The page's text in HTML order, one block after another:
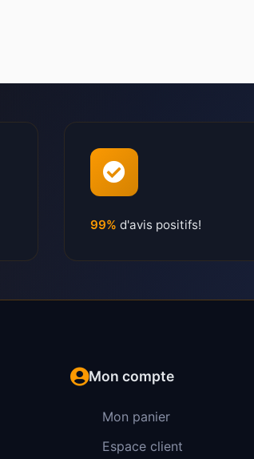
99% d'avis positifs!
Mon compte
Mon panier
Espace client